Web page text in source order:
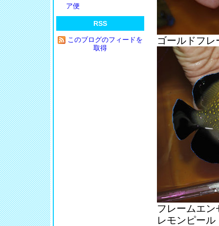
ア便
RSS
このブログのフィードを
取得
ゴールドフ
フレームエン
レモンピール